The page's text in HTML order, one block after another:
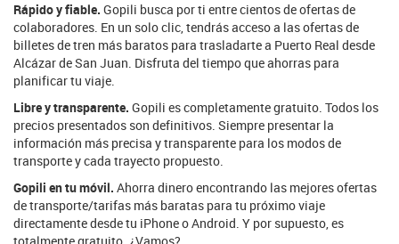
Rápido y fiable. Gopili busca por ti entre cientos de ofertas de
colaboradores. En un solo clic, tendrás acceso a las ofertas de
billetes de tren más baratos para trasladarte a Puerto Real desde
Alcázar de San Juan. Disfruta del tiempo que ahorras para
planificar tu viaje.
Libre y transparente. Gopili es completamente gratuito. Todos los
precios presentados son definitivos. Siempre presentar la
información más precisa y transparente para los modos de
transporte y cada trayecto propuesto.
Gopili en tu móvil. Ahorra dinero encontrando las mejores ofertas
de transporte/tarifas más baratas para tu próximo viaje
directamente desde tu iPhone o Android. Y por supuesto, es